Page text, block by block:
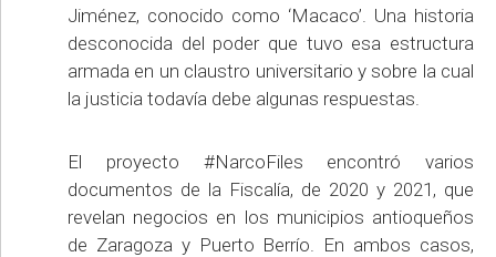
Jiménez, conocido como ‘Macaco’. Una historia
desconocida del poder que tuvo esa estructura
armada en un claustro universitario y sobre la cual
la justicia todavía debe algunas respuestas.
El proyecto #NarcoFiles encontró varios
documentos de la Fiscalía, de 2020 y 2021, que
revelan negocios en los municipios antioqueños
de Zaragoza y Puerto Berrío. En ambos casos,